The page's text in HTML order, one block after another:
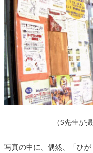
（S先生が
写真の中に、偶然、「ひ